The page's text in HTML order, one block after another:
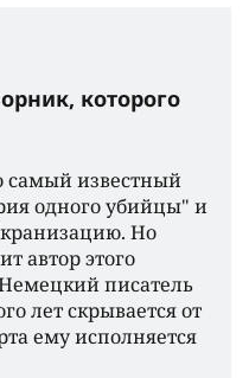
которого
самый известный
одного убийцы" и
Но
автор этого
писатель
лет скрывается от
ему исполняется